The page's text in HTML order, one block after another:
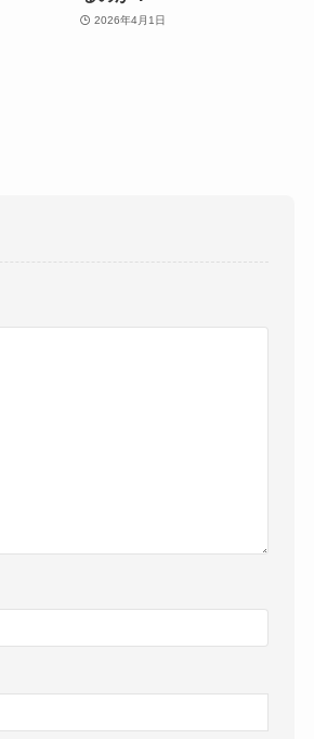
2026年4月1日